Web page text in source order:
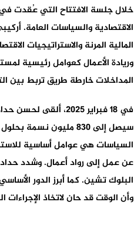
الاقتصادية والسياسات العامة.
المالية المرنة والاستراتيجيات
وريادة الأعمال كعوامل رئيسية
المداخلات خارطة طريق تربط بين
في 18 فبراير
البلوك تشين. كما أبرز الدور
وأن الوقت قد حان لاتخاذ